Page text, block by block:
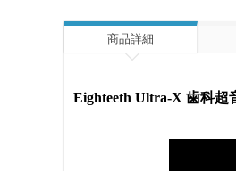
商品詳細
Eighteeth Ultra-X 歯科超